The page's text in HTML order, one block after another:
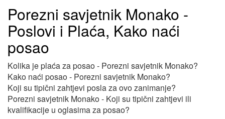
Porezni savjetnik Monako -
Poslovi i Plaća, Kako naći
posao
Kolika je plaća za posao - Porezni savjetnik Monako?
Kako naći posao - Porezni savjetnik Monako?
Koji su tipični zahtjevi posla za ovo zanimanje?
Porezni savjetnik Monako - Koji su tipični zahtjevi ili
kvalifikacije u oglasima za posao?